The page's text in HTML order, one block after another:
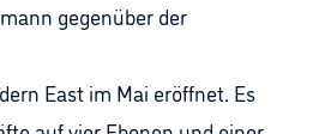
gegenüber der
East im Mai eröffnet. Es